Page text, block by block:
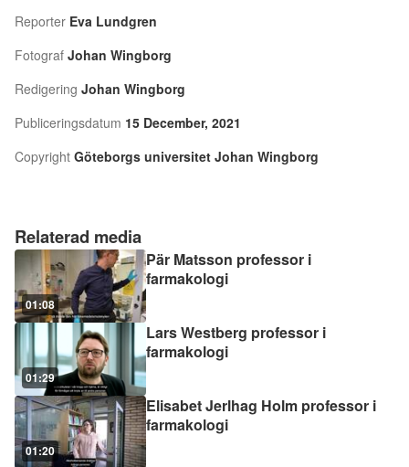
Relaterad media
01:08
Pär Matsson professor i
farmakologi
01:29
Lars Westberg professor i
farmakologi
01:20
Elisabet Jerlhag Holm professor i
farmakologi
Reporter Eva Lundgren
Fotograf Johan Wingborg
Redigering Johan Wingborg
Publiceringsdatum 15 December, 2021
Copyright Göteborgs universitet Johan Wingborg